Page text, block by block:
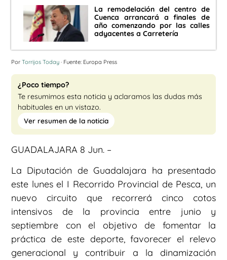
La remodelación del centro de
Cuenca arrancará a finales de
año comenzando por las calles
adyacentes a Carretería
Por Torrijos Today · Fuente: Europa Press
¿Poco tiempo?
Te resumimos esta noticia y aclaramos las dudas más
habituales en un vistazo.
Ver resumen de la noticia
GUADALAJARA 8 Jun. –
La Diputación de Guadalajara ha presentado
este lunes el I Recorrido Provincial de Pesca, un
nuevo circuito que recorrerá cinco cotos
intensivos de la provincia entre junio y
septiembre con el objetivo de fomentar la
práctica de este deporte, favorecer el relevo
generacional y contribuir a la dinamización